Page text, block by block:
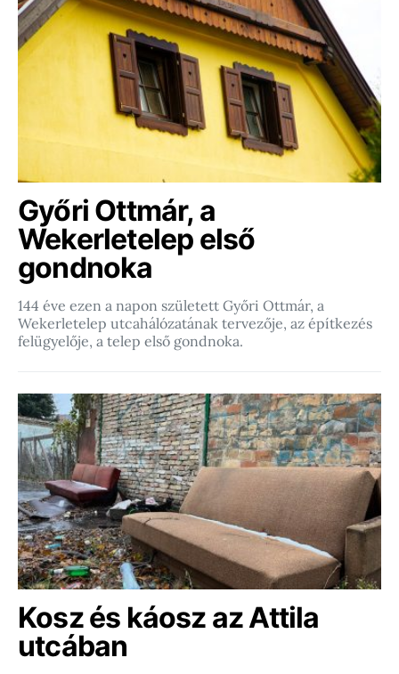
Győri Ottmár, a
Wekerletelep első
gondnoka
144 éve ezen a napon született Győri Ottmár, a
Wekerletelep utcahálózatának tervezője, az építkezés
felügyelője, a telep első gondnoka.
Kosz és káosz az Attila
utcában